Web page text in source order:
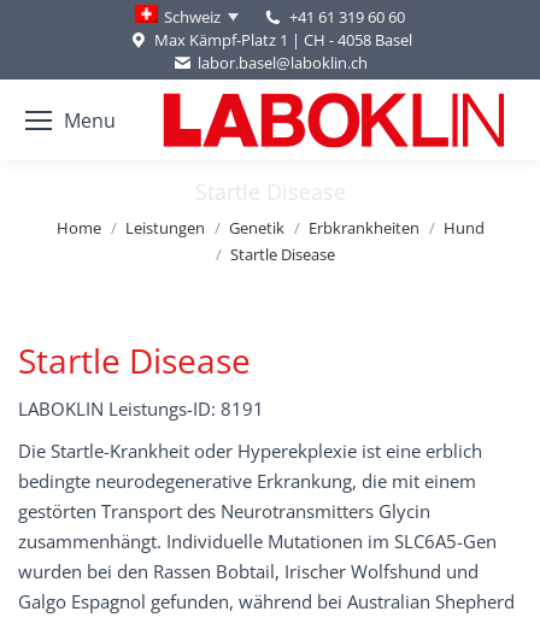
Schweiz
+41 61 319 60 60
Max Kämpf-Platz 1 | CH - 4058 Basel
labor.basel@laboklin.ch
Menu
Startle Disease
You are here:
Home Leistungen Genetik Erbkrankheiten
Hund
Startle Disease
Startle Disease
LABOKLIN Leistungs-ID: 8191
Die Startle-Krankheit oder Hyperekplexie ist eine erblich
bedingte neurodegenerative Erkrankung, die mit einem
gestörten Transport des Neurotransmitters Glycin
zusammenhängt. Individuelle Mutationen im SLC6A5-Gen
wurden bei den Rassen Bobtail, Irischer Wolfshund und
Galgo Espagnol gefunden, während bei Australian Shepherd